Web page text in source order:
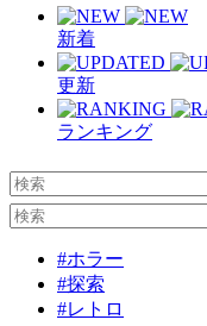
新着
更新
ランキング
#ホラー
#探索
#レトロ